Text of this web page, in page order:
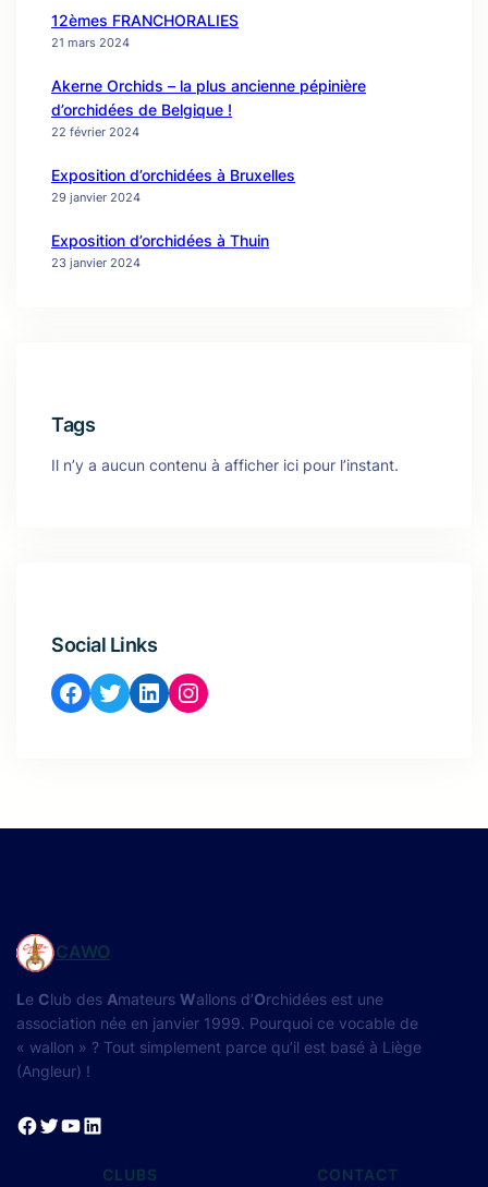
12èmes FRANCHORALIES
21 mars 2024
Akerne Orchids – la plus ancienne pépinière
d’orchidées de Belgique !
22 février 2024
Exposition d’orchidées à Bruxelles
29 janvier 2024
Exposition d’orchidées à Thuin
23 janvier 2024
Tags
Il n’y a aucun contenu à afficher ici pour l’instant.
Social Links
Facebook Twitter LinkedIn Instagram
CAWO
Le Club des Amateurs Wallons d’Orchidées est une
association née en janvier 1999. Pourquoi ce vocable de
« wallon » ? Tout simplement parce qu’il est basé à Liège
(Angleur) !
Facebook Twitter YouTube LinkedIn
CLUBS CONTACT